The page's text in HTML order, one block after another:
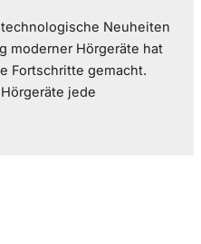
Neuheiten
moderner Hörgeräte hat
Fortschritte gemacht.
jede